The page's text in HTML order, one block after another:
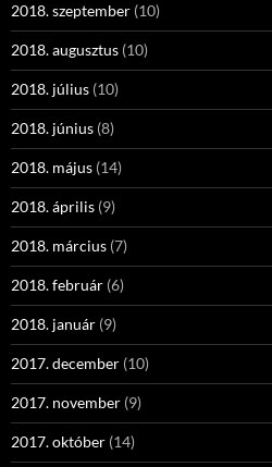
2018. szeptember (10)
2018. augusztus (10)
2018. július (10)
2018. június (8)
2018. május (14)
2018. április (9)
2018. március (7)
2018. február (6)
2018. január (9)
2017. december (10)
2017. november (9)
2017. október (14)